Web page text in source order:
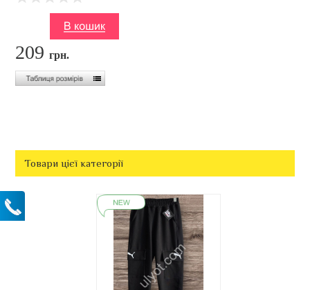
209грн.
Товари цієї категорії